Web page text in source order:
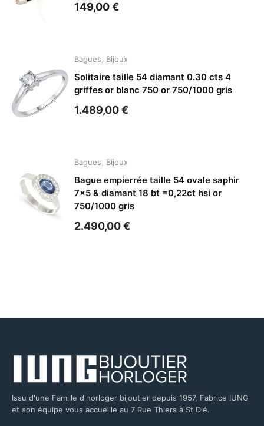
149,00€
Bagues Bijoux
Solitaire taille 54 diamant 0.30 cts 4
griffes or blanc 750 or 750/1000 gris
1.489,00€
Bagues Bijoux
Bague empierrée taille 54 ovale saphir
7×5 & diamant 18 bt =0,22ct hsi or
750/1000 gris
2.490,00€
Issu d'une Famille d'horloger bijoutier depuis 1957, Fabrice IUNG
et son équipe vous accueille au 7 Rue Thiers à St Dié.